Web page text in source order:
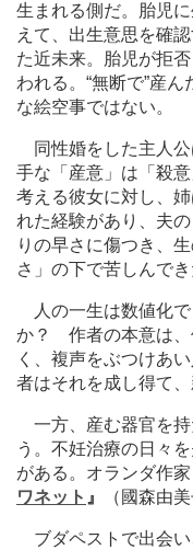
生まれる側だ。胎児
えて、出生意思を確
た近未来。胎児が拒
われる。“無断で”産
な絵空事ではない。
同性婚をした主人公
手な「産意」は「殺
考える彼女に対し、
れた経験があり、夫
りの早さに傷つき、
さ」の下で苦しんでき
人の一生は数値化
か？ 作者の本意は、
く、複声をぶつけあ
者はそれを成し得て
一方、産む器官を持
う。不妊治療の日々
がある。オランダ作家
ワネット 』 （國森由
ブダペストで出会い